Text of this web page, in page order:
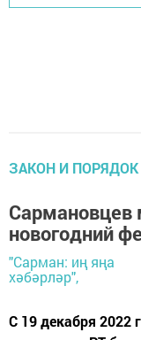
ЗАКОН И ПОРЯДОК
Сармановцев
новогодний
"Сарман: иң яңа
хәбәрләр",
С 19 декабря 2022